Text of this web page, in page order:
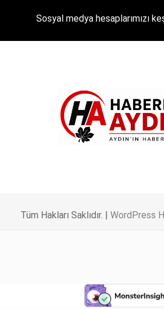
Sosyal medya hesaplarımızı
Tüm Hakları Saklıdır. | WordPress